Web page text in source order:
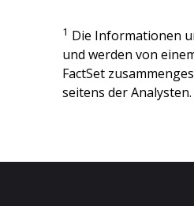
1 Die Informationen
und werden von
FactSet
seitens der Analysten.